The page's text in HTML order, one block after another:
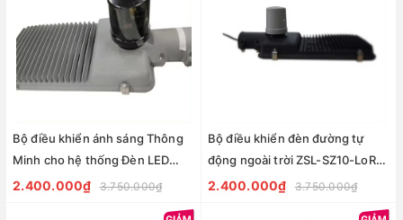
Bộ điều khiển ánh sáng Thông
Minh cho hệ thống Đèn LED
SZ10-LoRa-NEMA ZALAA Smart
2.400.000₫ 3.750.000₫
Bộ điều khiển đèn đường tự
động ngoài trời ZSL-SZ10-LoRa-
NEMA ZALAA Smart Light
2.400.000₫ 3.750.000₫